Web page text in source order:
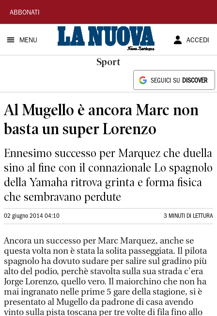
La
Nuova
Sardegna
ABBONATI
MENU ACCEDI
Sport
SEGUICI SU DISCOVER
Al Mugello è ancora Marc non
basta un super Lorenzo
Ennesimo successo per Marquez che duella
sino al fine con il connazionale Lo spagnolo
della Yamaha ritrova grinta e forma fisica
che sembravano perdute
02 giugno 2014 04:10 3 MINUTI DI LETTURA
Ancora un successo per Marc Marquez, anche se
questa volta non è stata la solita passeggiata. Il pilota
spagnolo ha dovuto sudare per salire sul gradino più
alto del podio, perchè stavolta sulla sua strada c'era
Jorge Lorenzo, quello vero. Il maiorchino che non ha
mai ingranato nelle prime 5 gare della stagione, si è
presentato al Mugello da padrone di casa avendo
vinto sulla pista toscana per tre volte di fila fino allo